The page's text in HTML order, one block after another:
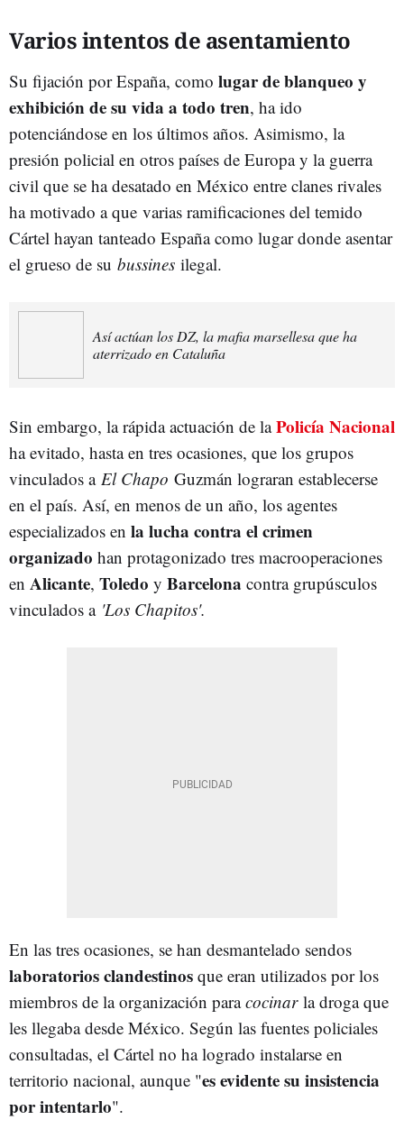
Varios intentos de asentamiento
Su fijación por España, como lugar de blanqueo y
exhibición de su vida a todo tren, ha ido
potenciándose en los últimos años. Asimismo, la
presión policial en otros países de Europa y la guerra
civil que se ha desatado en México entre clanes rivales
ha motivado a que varias ramificaciones del temido
Cártel hayan tanteado España como lugar donde asentar
el grueso de su bussines ilegal.
Así actúan los DZ, la mafia marsellesa que ha
aterrizado en Cataluña
Sin embargo, la rápida actuación de laPolicía Nacional
ha evitado, hasta en tres ocasiones, que los grupos
vinculados a El Chapo Guzmán lograran establecerse
en el país. Así, en menos de un año, los agentes
especializados en la lucha contra el crimen
organizado han protagonizado tres macrooperaciones
en Alicante, Toledo y Barcelona contra grupúsculos
vinculados a 'Los Chapitos'.
En las tres ocasiones, se han desmantelado sendos
laboratorios clandestinos que eran utilizados por los
miembros de la organización paracocinar la droga que
les llegaba desde México. Según las fuentes policiales
consultadas, el Cártel no ha logrado instalarse en
territorio nacional, aunque "es evidente su insistencia
por intentarlo".